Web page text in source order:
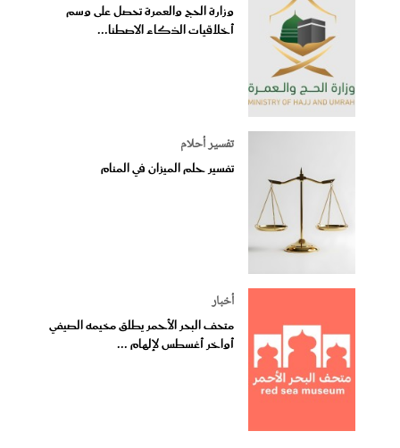
وزارة الحج والعمرة تحصل على وسم
أخلاقيات الذكاء الاصطنا...
تفسير أحلام
تفسير حلم الميزان في المنام
أخبار
متحف البحر الأحمر يطلق مخيمه الصيفي
أواخر أغسطس لإلهام ...